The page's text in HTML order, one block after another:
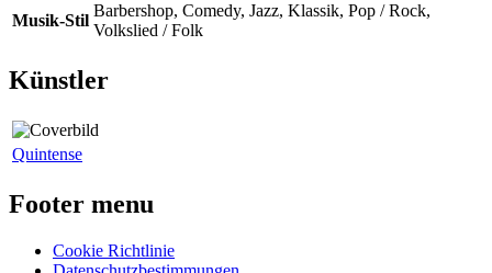
Musik-Stil
Barbershop, Comedy, Jazz, Klassik, Pop / Rock,
Volkslied / Folk
Künstler
Quintense
Footer menu
Cookie Richtlinie